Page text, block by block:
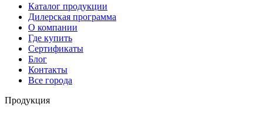
Каталог продукции
Дилерская программа
О компании
Где купить
Сертификаты
Блог
Контакты
Все города
Продукция